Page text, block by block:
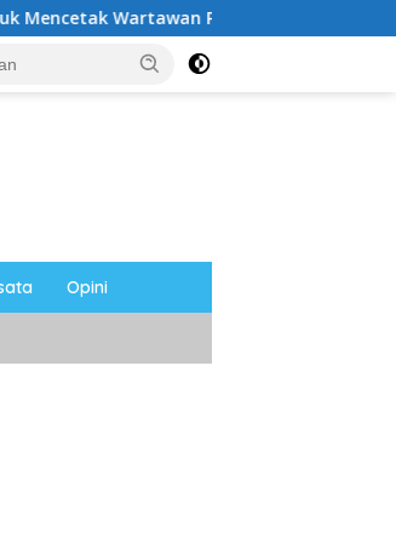
Profesional, Berintegritas dan
Opini